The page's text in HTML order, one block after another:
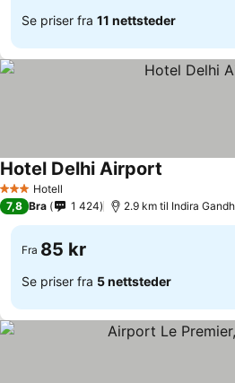
Se priser fra 11 nettsteder
3 StjernerHotell
Hotel Delhi Airport
7,8 Bra 1 424 2.9 km til Indira
Fra 85 kr
Se priser fra 5 nettsteder